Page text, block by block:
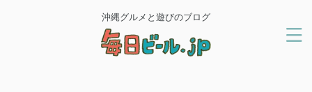
沖縄グルメと遊びのブログ